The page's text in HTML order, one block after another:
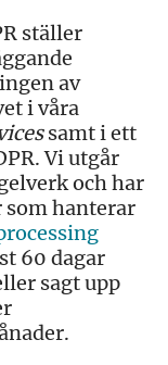
ställer
av
i våra
samt i ett
Vi utgår
och har
som hanterar
60 dagar
sagt upp